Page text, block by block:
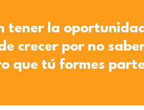
tener la
crecer por no
que tú formes